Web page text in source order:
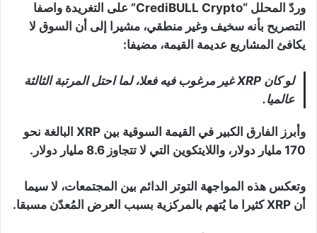
وردّ المحلل “CrediBULL Crypto” على التغريدة واصفا
التصريح بأنه سخيف وغير منطقي، مشيرا إلى أن السوق لا
يكافئ المشاريع عديمة القيمة، مضيفا:
لو كان XRP غير مرغوب فيه فعلا، لما احتل المرتبة الثالثة
عالميا.
وأبرز الفارق الكبير في القيمة السوقية بين XRP البالغة نحو
170 مليار دولار، واللايتكوين التي لا تتجاوز 8.6 مليار دولار.
وتعكس هذه المواجهة التوتر الدائم بين المجتمعات، لا سيما
أن XRP كثيرا ما يُتهم بالمركزية بسبب العرض المُعدّن مسبقا.